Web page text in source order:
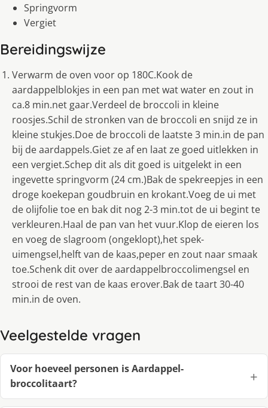
Springvorm
Vergiet
Bereidingswijze
Verwarm de oven voor op 180C.Kook de
aardappelblokjes in een pan met wat water en zout in
ca.8 min.net gaar.Verdeel de broccoli in kleine
roosjes.Schil de stronken van de broccoli en snijd ze in
kleine stukjes.Doe de broccoli de laatste 3 min.in de pan
bij de aardappels.Giet ze af en laat ze goed uitlekken in
een vergiet.Schep dit als dit goed is uitgelekt in een
ingevette springvorm (24 cm.)Bak de spekreepjes in een
droge koekepan goudbruin en krokant.Voeg de ui met
de olijfolie toe en bak dit nog 2-3 min.tot de ui begint te
verkleuren.Haal de pan van het vuur.Klop de eieren los
en voeg de slagroom (ongeklopt),het spek-
uimengsel,helft van de kaas,peper en zout naar smaak
toe.Schenk dit over de aardappelbroccolimengsel en
strooi de rest van de kaas erover.Bak de taart 30-40
min.in de oven.
Veelgestelde vragen
Voor hoeveel personen is Aardappel-
broccolitaart?